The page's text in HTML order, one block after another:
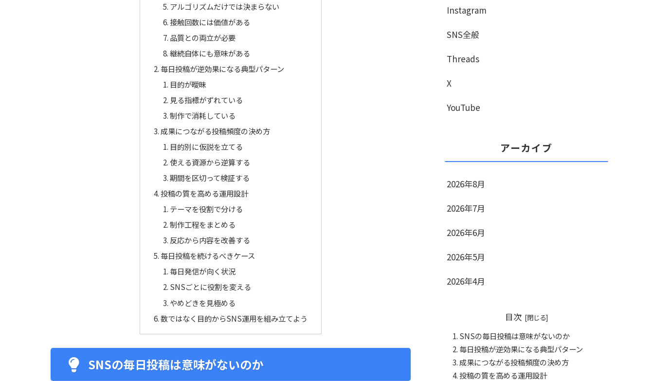
アルゴリズムだけでは決まらない
接触回数には価値がある
品質との両立が必要
継続自体にも意味がある
毎日投稿が逆効果になる典型パターン
目的が曖昧
見る指標がずれている
制作で消耗している
成果につながる投稿頻度の決め方
目的別に仮説を立てる
使える資源から逆算する
期間を区切って検証する
投稿の質を高める運用設計
テーマを役割で分ける
制作工程をまとめる
反応から内容を改善する
毎日投稿を続けるべきケース
毎日発信が向く状況
SNSごとに役割を変える
やめどきを見極める
数ではなく目的からSNS運用を組み立てよう
SNSの毎日投稿は意味がないのか
Instagram
SNS全般
Threads
X
YouTube
アーカイブ
2026年8月
2026年7月
2026年6月
2026年5月
2026年4月
目次
SNSの毎日投稿は意味がないのか
毎日投稿が逆効果になる典型パターン
成果につながる投稿頻度の決め方
投稿の質を高める運用設計